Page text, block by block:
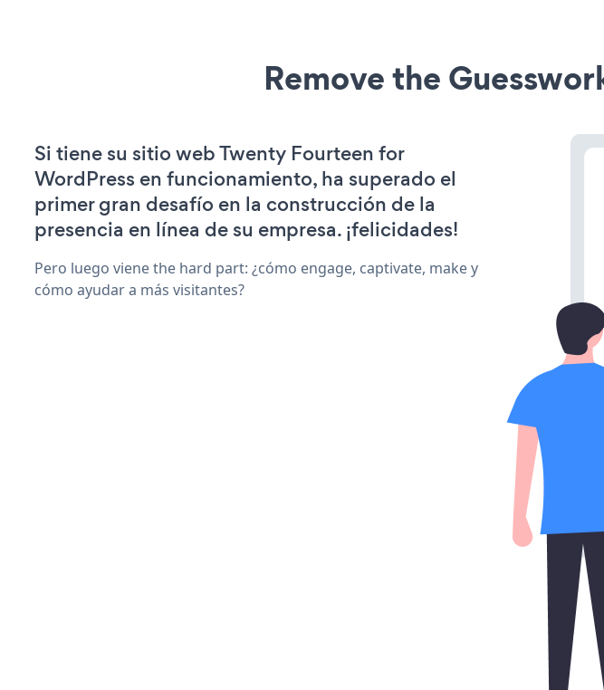
Remove the
Si tiene su sitio web Twenty Fourteen for
WordPress en funcionamiento, ha superado el
primer gran desafío en la construcción de la
presencia en línea de su empresa. ¡felicidades!
Pero luego viene the hard part: ¿cómo engage, captivate, make y
cómo ayudar a más visitantes?